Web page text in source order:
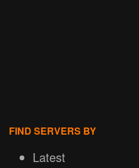
FIND SERVERS BY
Latest